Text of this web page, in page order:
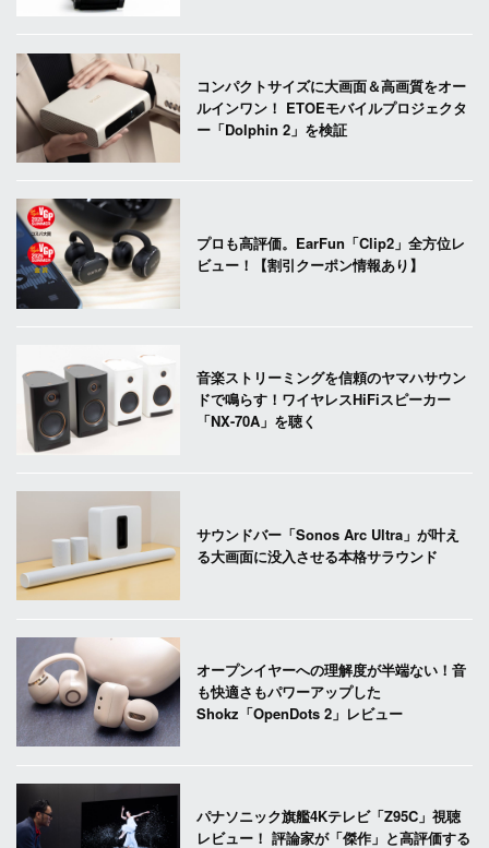
コンパクトサイズに大画面＆高画質をオー
ルインワン！ ETOEモバイルプロジェクタ
ー「Dolphin 2」を検証
プロも高評価。EarFun「Clip2」全方位レ
ビュー！【割引クーポン情報あり】
音楽ストリーミングを信頼のヤマハサウン
ドで鳴らす！ワイヤレスHiFiスピーカー
「NX-70A」を聴く
サウンドバー「Sonos Arc Ultra」が叶え
る大画面に没入させる本格サラウンド
オープンイヤーへの理解度が半端ない！音
も快適さもパワーアップした
Shokz「OpenDots 2」レビュー
パナソニック旗艦4Kテレビ「Z95C」視聴
レビュー！ 評論家が「傑作」と高評価する